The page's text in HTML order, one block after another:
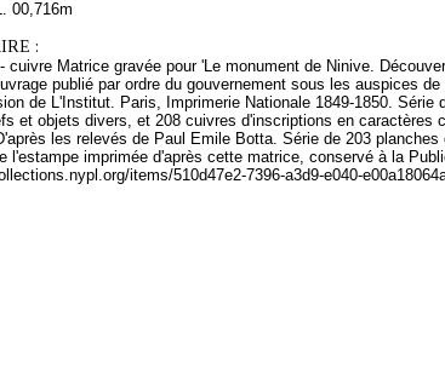
00,716m
:
cuivre Matrice gravée pour 'Le monument de Ninive.
publié par ordre du gouvernement sous les auspices
de L'Institut. Paris, Imprimerie Nationale 1849-1850. Série
et objets divers, et 208 cuivres d'inscriptions en caractères
les relevés de Paul Emile Botta. Série de 203
l'estampe imprimée d'après cette matrice, conservé à la
items/510d47e2-7396-a3d9-e040-